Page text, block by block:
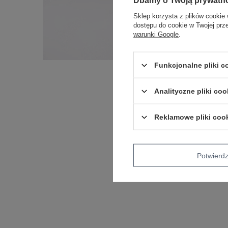
Sklep korzysta z plików cookie
dostępu do cookie w Twojej
warunki Google
Funkcjonalne pliki
Analityczne pliki
Reklamowe pliki